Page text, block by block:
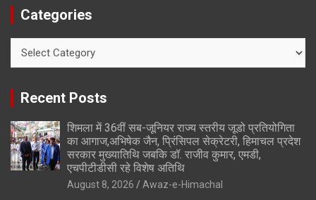
Categories
Recent Posts
शिमला में 36वीं सब-जूनियर राज्य स्तरीय जूडो प्रतियोगिता
का आगाज,अभिषेक जैन, प्रिंसिपल सेक्रेटरी, हिमाचल प्रदेश
सरकार मुख्यातिथि जबकि डॉ. राजीव कुमार, एमडी,
एचपीटीडीसी रहे विशेष अतिथि
August 8, 2026 Awaz-e-Himachal